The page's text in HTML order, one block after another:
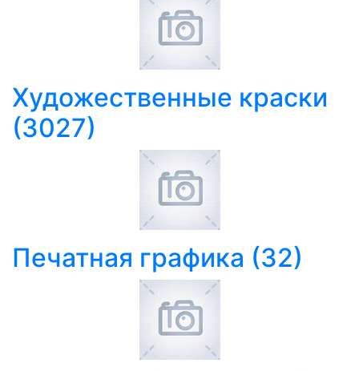
Художественные краски
(3027)
Печатная графика (32)